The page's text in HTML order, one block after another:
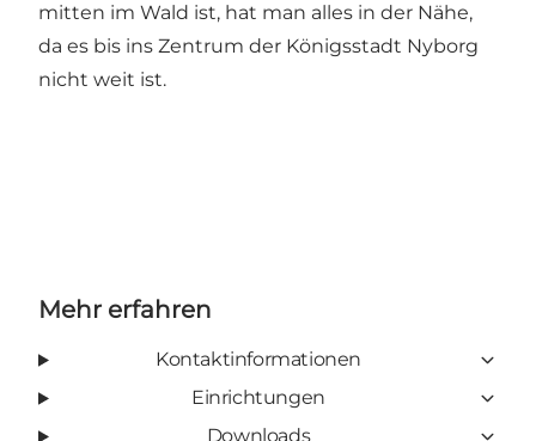
mitten im Wald ist, hat man alles in der Nähe,
da es bis ins Zentrum der Königsstadt Nyborg
nicht weit ist.
Mehr erfahren
Kontaktinformationen
Einrichtungen
Downloads